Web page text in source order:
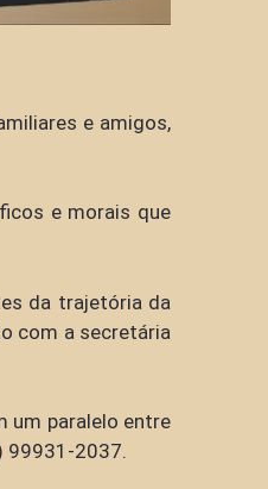
e amigos,
e morais que
da trajetória da
com a secretária
um paralelo entre
99931-2037.